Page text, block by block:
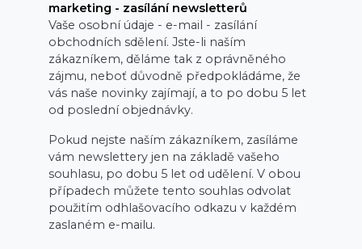
marketing - zasílání newsletterů
Vaše osobní údaje - e-mail - zasílání
obchodních sdělení. Jste-li naším
zákazníkem, děláme tak z oprávněného
zájmu, neboť důvodně předpokládáme, že
vás naše novinky zajímají, a to po dobu 5 let
od poslední objednávky.
Pokud nejste naším zákazníkem, zasíláme
vám newslettery jen na základě vašeho
souhlasu, po dobu 5 let od udělení. V obou
případech můžete tento souhlas odvolat
použitím odhlašovacího odkazu v každém
zaslaném e-mailu.